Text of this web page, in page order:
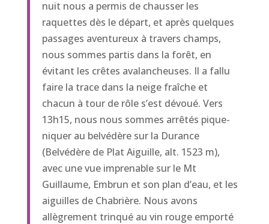
nuit nous a permis de chausser les
raquettes dès le départ, et après quelques
passages aventureux à travers champs,
nous sommes partis dans la forêt, en
évitant les crêtes avalancheuses. Il a fallu
faire la trace dans la neige fraîche et
chacun à tour de rôle s’est dévoué. Vers
13h15, nous nous sommes arrêtés pique-
niquer au belvédère sur la Durance
(Belvédère de Plat Aiguille, alt. 1523 m),
avec une vue imprenable sur le Mt
Guillaume, Embrun et son plan d’eau, et les
aiguilles de Chabrière. Nous avons
allègrement trinqué au vin rouge emporté